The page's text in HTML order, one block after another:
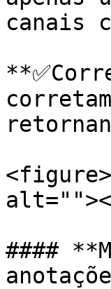
canais
####